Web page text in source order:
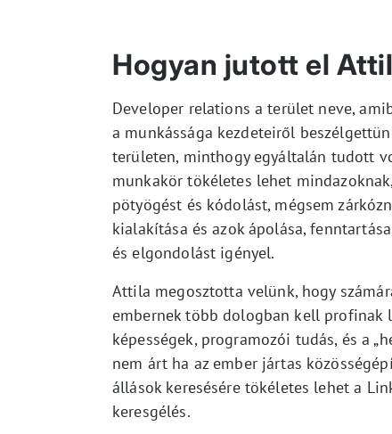
Hogyan jutott el
Developer relations a terület neve,
a munkássága kezdeteiről
területen, minthogy egyáltalán tudott
munkakör tökéletes lehet
pötyögést és kódolást, mégsem
kialakítása és azok ápolása,
és elgondolást igényel.
Attila megosztotta velünk, hogy
embernek több dologban kell profinak
képességek, programozói tudás, és a
nem árt ha az ember jártas
állások keresésére tökéletes lehet a
keresgélés.